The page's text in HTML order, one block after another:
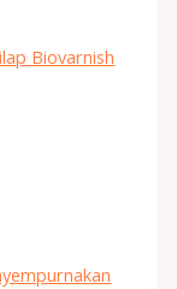
Biovarnish